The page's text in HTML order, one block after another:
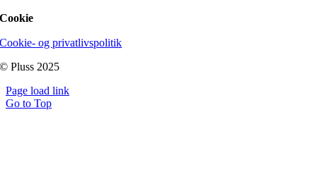
Cookie
Cookie- og privatlivspolitik
© Pluss 2025
Page load link
Go to Top